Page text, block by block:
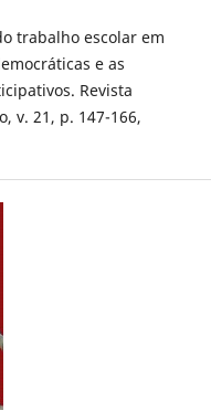
trabalho escolar em
e as
Revista
v. 21, p. 147-166,